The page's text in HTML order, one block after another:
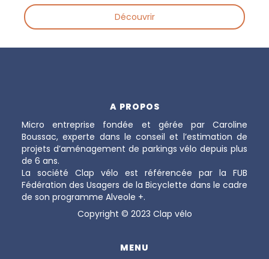
Découvrir
A PROPOS
Micro entreprise fondée et gérée par Caroline
Boussac, experte dans le conseil et l’estimation de
projets d’aménagement de parkings vélo depuis plus
de 6 ans.
La société Clap vélo est référencée par la FUB
Fédération des Usagers de la Bicyclette dans le cadre
de son programme Alveole +.
Copyright © 2023 Clap vélo
MENU